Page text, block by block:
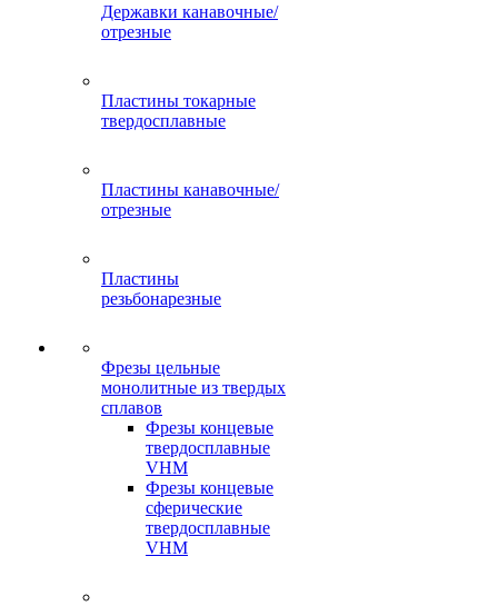
Державки канавочные/
отрезные
Пластины токарные
твердосплавные
Пластины канавочные/
отрезные
Пластины
резьбонарезные
Фрезы цельные
монолитные из твердых
сплавов
Фрезы концевые
твердосплавные
VHM
Фрезы концевые
сферические
твердосплавные
VHM